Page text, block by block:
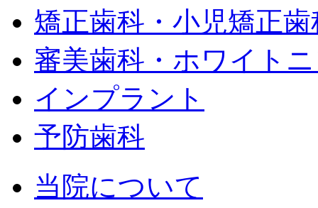
矯正歯科・小児矯正歯
審美歯科・ホワイト
インプラント
予防歯科
当院について